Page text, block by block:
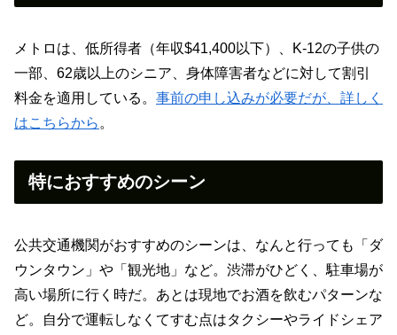
メトロは、低所得者（年収$41,400以下）、K-12の子供の
一部、62歳以上のシニア、身体障害者などに対して割引
料金を適用している。 事前の申し込みが必要だが、詳しく
はこちらから 。
特におすすめのシーン
公共交通機関がおすすめのシーンは、なんと行っても「ダ
ウンタウン」や「観光地」など。渋滞がひどく、駐車場が
高い場所に行く時だ。あとは現地でお酒を飲むパターンな
ど。自分で運転しなくてすむ点はタクシーやライドシェア